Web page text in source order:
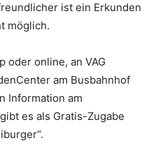
ist ein Erkunden
möglich.
oder online, an VAG
am Busbahnhof
Information am
es als Gratis-Zugabe